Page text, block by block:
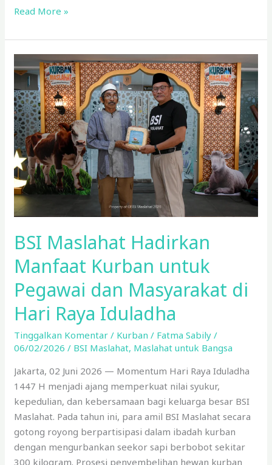
Read More »
BSI Maslahat Hadirkan
Manfaat Kurban untuk
Pegawai dan Masyarakat di
Hari Raya Iduladha
Tinggalkan Komentar / Kurban / Fatma Sabily/
06/02/2026/ BSI Maslahat, Maslahat untuk Bangsa
Jakarta, 02 Juni 2026 — Momentum Hari Raya Iduladha
1447 H menjadi ajang memperkuat nilai syukur,
kepedulian, dan kebersamaan bagi keluarga besar BSI
Maslahat. Pada tahun ini, para amil BSI Maslahat secara
gotong royong berpartisipasi dalam ibadah kurban
dengan mengurbankan seekor sapi berbobot sekitar
300 kilogram. Prosesi penyembelihan hewan kurban
Maslahat
Hadirkan
Manfaat
Kurban
untuk
Pegawai
dan
Masyarakat
di
Hari
Iduladha